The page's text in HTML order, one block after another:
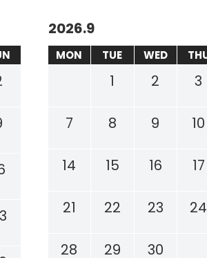
2026.9
MON TUE WED
1 2 3
7 8 9 10
14 15 16 17
21 22 23 24
28 29 30